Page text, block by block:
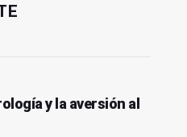
y la aversión al